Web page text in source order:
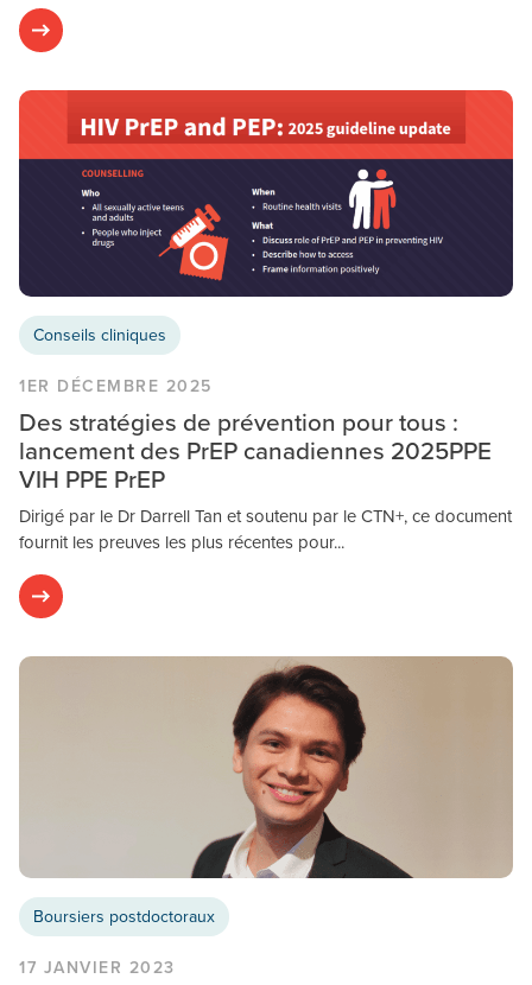
Conseils cliniques
1ER DÉCEMBRE 2025
Des stratégies de prévention pour tous :
lancement des PrEP canadiennes 2025PPE
VIH PPE PrEP
Dirigé par le Dr Darrell Tan et soutenu par le CTN+, ce document
fournit les preuves les plus récentes pour...
Boursiers postdoctoraux
17 JANVIER 2023